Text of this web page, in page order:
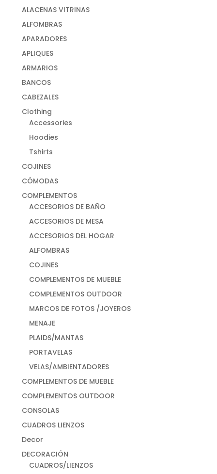
ALACENAS VITRINAS
ALFOMBRAS
APARADORES
APLIQUES
ARMARIOS
BANCOS
CABEZALES
Clothing
Accessories
Hoodies
Tshirts
COJINES
CÓMODAS
COMPLEMENTOS
ACCESORIOS DE BAÑO
ACCESORIOS DE MESA
ACCESORIOS DEL HOGAR
ALFOMBRAS
COJINES
COMPLEMENTOS DE MUEBLE
COMPLEMENTOS OUTDOOR
MARCOS DE FOTOS /JOYEROS
MENAJE
PLAIDS/MANTAS
PORTAVELAS
VELAS/AMBIENTADORES
COMPLEMENTOS DE MUEBLE
COMPLEMENTOS OUTDOOR
CONSOLAS
CUADROS LIENZOS
Decor
DECORACIÓN
CUADROS/LIENZOS